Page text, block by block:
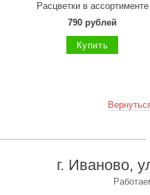
Расцветки в ассортименте
790 рублей
Купить
г. Иваново,